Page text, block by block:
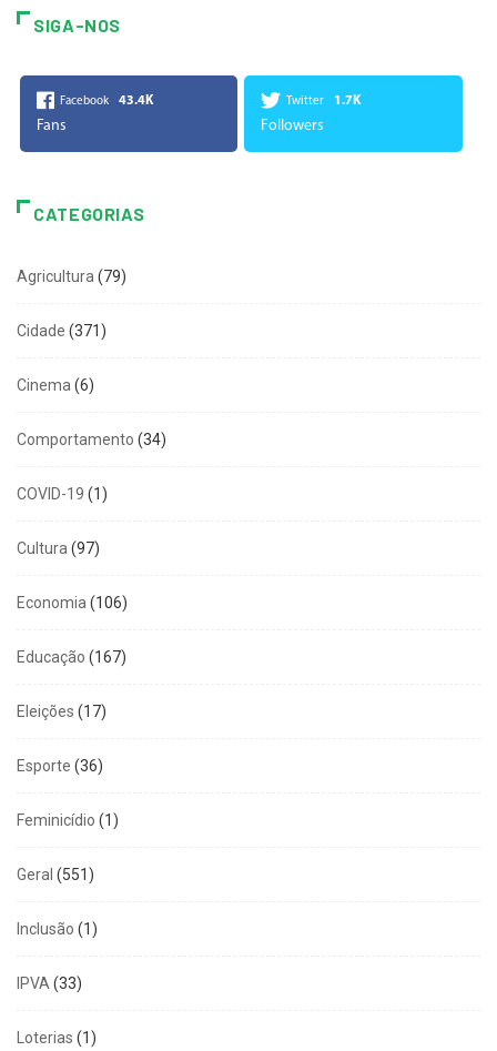
SIGA-NOS
Facebook 43.4K
Fans
Twitter 1.7K
Followers
CATEGORIAS
Agricultura (79)
Cidade (371)
Cinema (6)
Comportamento (34)
COVID-19 (1)
Cultura (97)
Economia (106)
Educação (167)
Eleições (17)
Esporte (36)
Feminicídio (1)
Geral (551)
Inclusão (1)
IPVA (33)
Loterias (1)